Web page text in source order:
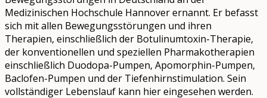
Medizinischen Hochschule Hannover ernannt. Er befasst
sich mit allen Bewegungsstörungen und ihren
Therapien, einschließlich der Botulinumtoxin-Therapie,
der konventionellen und speziellen Pharmakotherapien
einschließlich Duodopa-Pumpen, Apomorphin-Pumpen,
Baclofen-Pumpen und der Tiefenhirnstimulation. Sein
vollständiger Lebenslauf kann hier eingesehen werden.